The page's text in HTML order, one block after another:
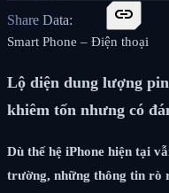
Share Data:
link
Smart Phone – Điện thoại
Lộ diện dung lượng
khiêm tốn nhưng có
Dù thế hệ iPhone hiện tại
trường, những thông tin rò